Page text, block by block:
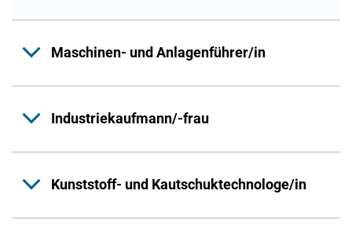
Maschinen- und Anlagenführer/in
Industriekaufmann/-frau
Kunststoff- und Kautschuktechnologe/in